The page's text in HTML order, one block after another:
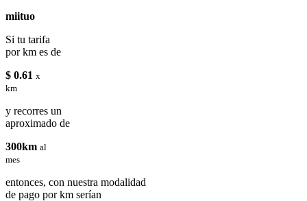
miituo
Si tu tarifa
por km es de
$ 0.61 x
km
y recorres un
aproximado de
300km al
mes
entonces, con nuestra modalidad
de pago por km serían